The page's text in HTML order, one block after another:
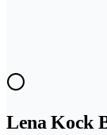
Lena Kock